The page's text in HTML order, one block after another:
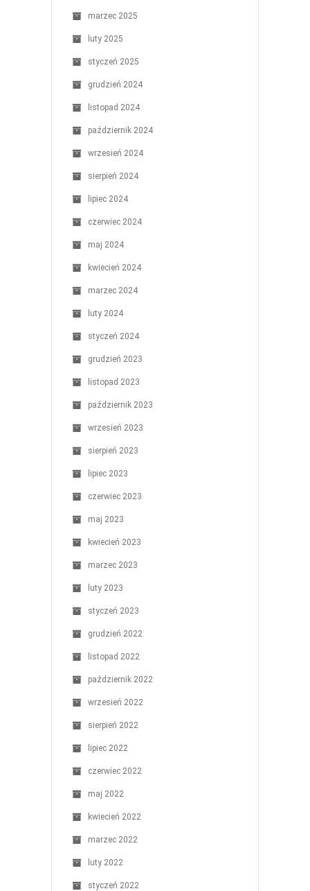
marzec 2025
luty 2025
styczeń 2025
grudzień 2024
listopad 2024
październik 2024
wrzesień 2024
sierpień 2024
lipiec 2024
czerwiec 2024
maj 2024
kwiecień 2024
marzec 2024
luty 2024
styczeń 2024
grudzień 2023
listopad 2023
październik 2023
wrzesień 2023
sierpień 2023
lipiec 2023
czerwiec 2023
maj 2023
kwiecień 2023
marzec 2023
luty 2023
styczeń 2023
grudzień 2022
listopad 2022
październik 2022
wrzesień 2022
sierpień 2022
lipiec 2022
czerwiec 2022
maj 2022
kwiecień 2022
marzec 2022
luty 2022
styczeń 2022